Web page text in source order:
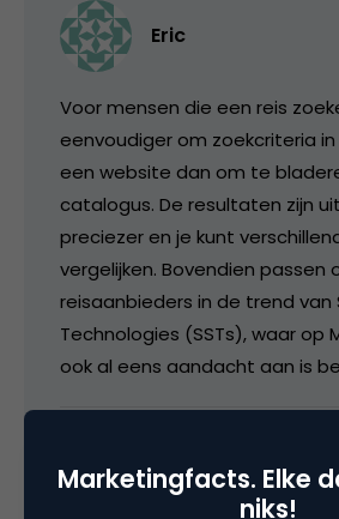
Eric
Voor mensen die een reis
eenvoudiger om zoekcriteria
een website dan om te
catalogus. De resultaten zijn
preciezer en je kunt
vergelijken. Bovendien passen
reisaanbieders in de trend van
Technologies (SSTs), waar op
ook al eens aandacht aan is
Marketingfacts. Elke
niks!